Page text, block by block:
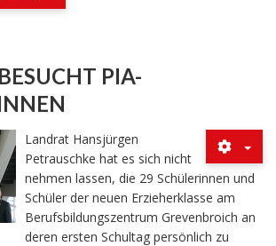
PIA-
Landrat Hansjürgen
Petrauschke hat es sich nicht
nehmen lassen, die 29 Schülerinnen und
Schüler der neuen Erzieherklasse am
Berufsbildungszentrum Grevenbroich an
deren ersten Schultag persönlich zu